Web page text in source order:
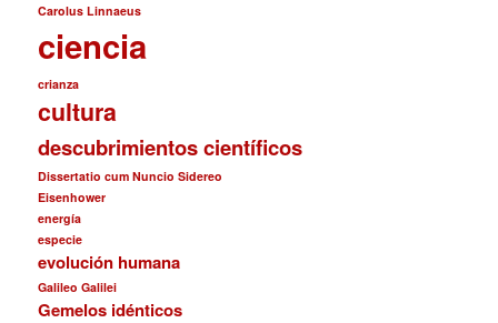
Carolus Linnaeus
ciencia
crianza
cultura
descubrimientos científicos
Dissertatio cum Nuncio Sidereo
Eisenhower
energía
especie
evolución humana
Galileo Galilei
Gemelos idénticos